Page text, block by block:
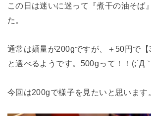
この日は迷いに迷って『煮干の油そば
た。
通常は麺量が200gですが、＋50円で【
と選べるようです。500gって！！(;´Д
今回は200gで様子を見たいと思います